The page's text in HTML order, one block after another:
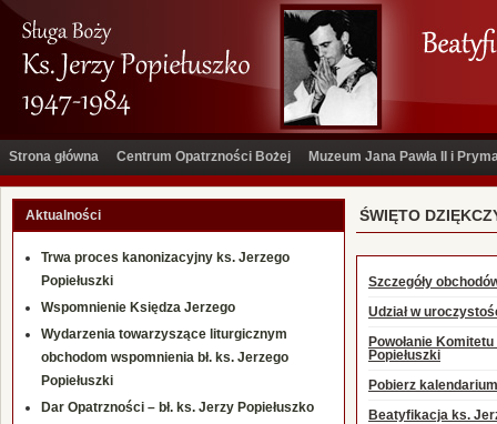
Strona główna Centrum Opatrzności Bożej Muzeum Jana Pawła II i
ŚWIĘTO
Szczegóły
Udział w
Powołanie
Popiełuszki
Pobierz
Beatyfikacja ks.
Aktualności
Trwa proces kanonizacyjny ks. Jerzego
Popiełuszki
Wspomnienie Księdza Jerzego
Wydarzenia towarzyszące liturgicznym
obchodom wspomnienia bł. ks. Jerzego
Popiełuszki
Dar Opatrzności – bł. ks. Jerzy Popiełuszko